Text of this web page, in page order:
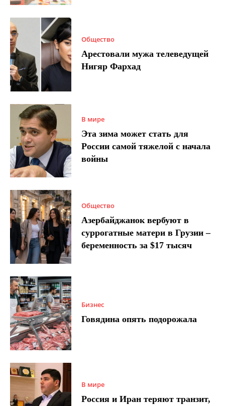
Общество
Арестовали мужа телеведущей
Нигяр Фархад
В мире
Эта зима может стать для
России самой тяжелой с начала
войны
Общество
Азербайджанок вербуют в
суррогатные матери в Грузии –
беременность за $17 тысяч
Бизнес
Говядина опять подорожала
В мире
Россия и Иран теряют транзит,